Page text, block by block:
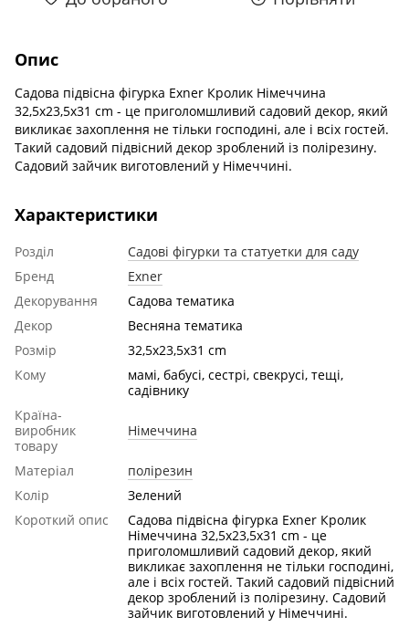
Опис
Садова підвісна фігурка Exner Кролик Німеччина
32,5x23,5x31 cm - це приголомшливий садовий декор, який
викликає захоплення не тільки господині, але і всіх гостей.
Такий садовий підвісний декор зроблений із полірезину.
Садовий зайчик виготовлений у Німеччині.
Характеристики
Розділ
Садові фігурки та статуетки для саду
Бренд
Exner
Декорування
Садова тематика
Декор
Весняна тематика
Розмір
32,5x23,5x31 cm
Кому
мамі, бабусі, сестрі, свекруcі, тещі,
садівнику
Країна-
виробник
товару
Німеччина
Матеріал
полірезин
Колір
Зелений
Короткий опис
Садова підвісна фігурка Exner Кролик
Німеччина 32,5x23,5x31 cm - це
приголомшливий садовий декор, який
викликає захоплення не тільки господині,
але і всіх гостей. Такий садовий підвісний
декор зроблений із полірезину. Садовий
зайчик виготовлений у Німеччині.